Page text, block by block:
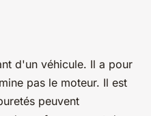
d'un véhicule. Il a pour
pas le moteur. Il est
peuvent